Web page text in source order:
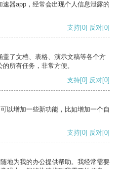
器app，经常会出现个人信息泄露的
支持[0] 反对[0]
了文档、表格、演示文稿等各个方
所有任务，非常方便。
支持[0] 反对[0]
以增加一些新功能，比如增加一个自
支持[0] 反对[0]
地为我的办公提供帮助。我经常需要